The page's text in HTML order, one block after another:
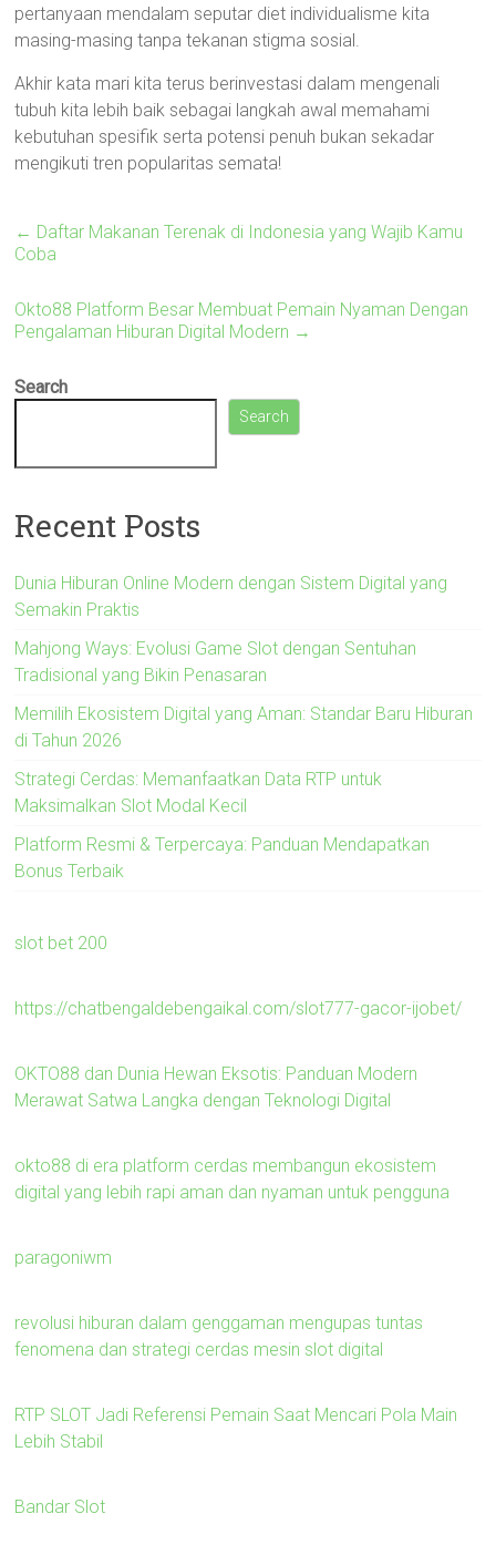
pertanyaan mendalam seputar diet individualisme kita
masing-masing tanpa tekanan stigma sosial.
Akhir kata mari kita terus berinvestasi dalam mengenali
tubuh kita lebih baik sebagai langkah awal memahami
kebutuhan spesifik serta potensi penuh bukan sekadar
mengikuti tren popularitas semata!
← Daftar Makanan Terenak di Indonesia yang Wajib Kamu
Coba
Okto88 Platform Besar Membuat Pemain Nyaman Dengan
Pengalaman Hiburan Digital Modern →
Search
Search
Recent Posts
Dunia Hiburan Online Modern dengan Sistem Digital yang
Semakin Praktis
Mahjong Ways: Evolusi Game Slot dengan Sentuhan
Tradisional yang Bikin Penasaran
Memilih Ekosistem Digital yang Aman: Standar Baru Hiburan
di Tahun 2026
Strategi Cerdas: Memanfaatkan Data RTP untuk
Maksimalkan Slot Modal Kecil
Platform Resmi & Terpercaya: Panduan Mendapatkan
Bonus Terbaik
slot bet 200
https://chatbengaldebengaikal.com/slot777-gacor-ijobet/
OKTO88 dan Dunia Hewan Eksotis: Panduan Modern
Merawat Satwa Langka dengan Teknologi Digital
okto88 di era platform cerdas membangun ekosistem
digital yang lebih rapi aman dan nyaman untuk pengguna
paragoniwm
revolusi hiburan dalam genggaman mengupas tuntas
fenomena dan strategi cerdas mesin slot digital
RTP SLOT Jadi Referensi Pemain Saat Mencari Pola Main
Lebih Stabil
Bandar Slot